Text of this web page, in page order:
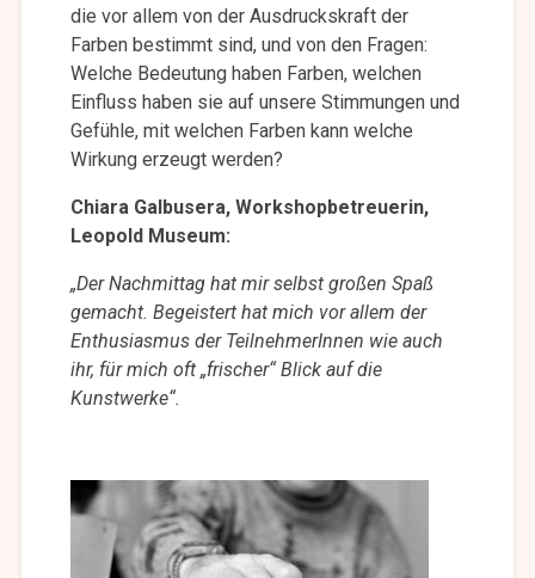
die vor allem von der Ausdruckskraft der
Farben bestimmt sind, und von den Fragen:
Welche Bedeutung haben Farben, welchen
Einfluss haben sie auf unsere Stimmungen und
Gefühle, mit welchen Farben kann welche
Wirkung erzeugt werden?
Chiara Galbusera, Workshopbetreuerin,
Leopold Museum:
„Der Nachmittag hat mir selbst großen Spaß
gemacht. Begeistert hat mich vor allem der
Enthusiasmus der TeilnehmerInnen wie auch
ihr, für mich oft „frischer“ Blick auf die
Kunstwerke“.